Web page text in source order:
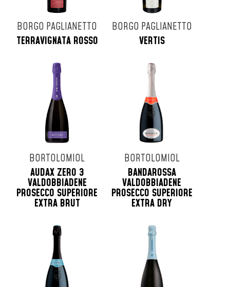
BORGO PAGLIANETTO
TERRAVIGNATA ROSSO
BORGO PAGLIANETTO
VERTIS
BORTOLOMIOL
AUDAX ZERO 3
VALDOBBIADENE
PROSECCO SUPERIORE
EXTRA BRUT
BORTOLOMIOL
BANDAROSSA
VALDOBBIADENE
PROSECCO SUPERIORE
EXTRA DRY